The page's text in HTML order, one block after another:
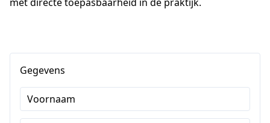
met directe toepasbaarheid in de praktijk.
Gegevens
Voornaam